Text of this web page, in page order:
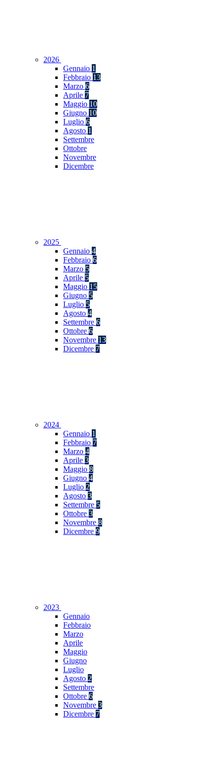
2026
Gennaio 1
Febbraio 13
Marzo 6
Aprile 7
Maggio 10
Giugno 10
Luglio 6
Agosto 1
Settembre
Ottobre
Novembre
Dicembre
2025
Gennaio 4
Febbraio 6
Marzo 5
Aprile 5
Maggio 15
Giugno 5
Luglio 5
Agosto 4
Settembre 6
Ottobre 6
Novembre 13
Dicembre 7
2024
Gennaio 1
Febbraio 7
Marzo 4
Aprile 3
Maggio 8
Giugno 4
Luglio 2
Agosto 3
Settembre 5
Ottobre 3
Novembre 8
Dicembre 9
2023
Gennaio
Febbraio
Marzo
Aprile
Maggio
Giugno
Luglio
Agosto 2
Settembre
Ottobre 6
Novembre 3
Dicembre 7